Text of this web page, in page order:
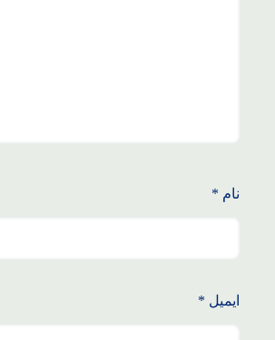
نام *
ایمیل *